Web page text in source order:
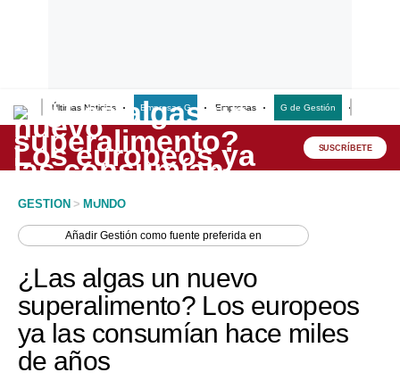
Últimas Noticias Empresas G Empresas G de Gestión
Lo último
Peru Quiosco
Economía
Mercados
Perú
SUSCRÍBETE
GESTION > MUNDO
AñadirGestión como fuente preferida en
¿Las algas un nuevo
superalimento? Los europeos
ya las consumían hace miles
de años